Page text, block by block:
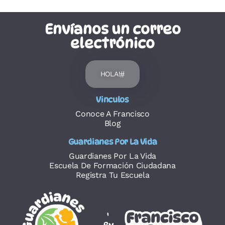
Envíanos un correo
electrónico
HOLA!
Vinculos
Conoce A Francisco
Blog
Guardianes Por La Vida
Guardianes Por La Vida
Escuela De Formación Ciudadana
Registra Tu Escuela